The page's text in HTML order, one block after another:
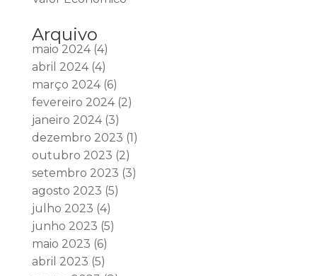
Arquivo
maio 2024(4)
abril 2024(4)
março 2024(6)
fevereiro 2024(2)
janeiro 2024(3)
dezembro 2023 (1)
outubro 2023 (2)
setembro 2023 (3)
agosto 2023 (5)
julho 2023 (4)
junho 2023 (5)
maio 2023 (6)
abril 2023 (5)